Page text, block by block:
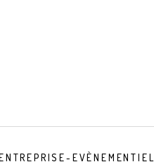
EVÈNEMENTIEL